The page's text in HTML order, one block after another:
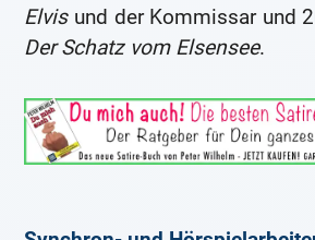
Elvisund der Kommissar und
Der Schatz vom Elsensee.